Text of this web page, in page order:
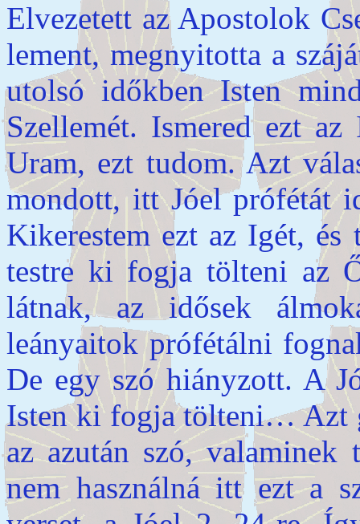
Elvezetett az Apostolok
lement, megnyitotta a
utolsó időkben Isten
Szellemét. Ismered ezt
Uram, ezt tudom. Azt
mondott, itt Jóel prófétát
Kikerestem ezt az Igét,
testre ki fogja tölteni az
látnak, az idősek
leányaitok prófétálni
De egy szó hiányzott. A
Isten ki fogja tölteni… Azt
az azután szó,
nem használná itt ezt a